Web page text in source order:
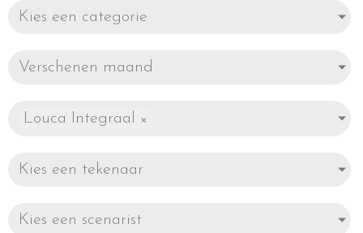
Kies een categorie
Verschenen maand
Louca Integraal ×
Kies een tekenaar
Kies een scenarist